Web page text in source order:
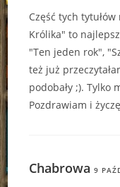
Część tych
Królika" to
"Ten jeden rok",
też już
podobały ;). Tylko
Pozdrawiam i
Chabrowa 9